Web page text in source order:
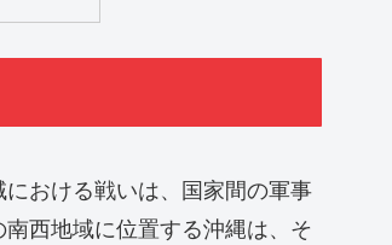
おける戦いは、国家間の軍事
西地域に位置する沖縄は、そ